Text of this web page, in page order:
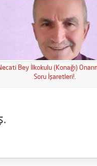
Bey İlkokulu (Konağı)
Soru İşaretleri!.